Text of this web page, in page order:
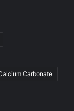
Carbonate